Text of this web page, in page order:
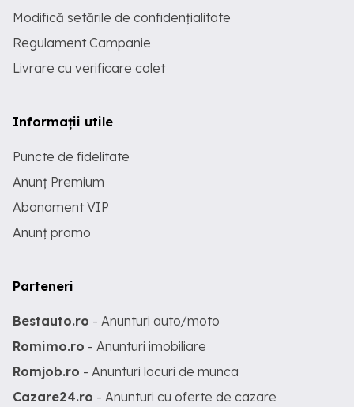
Modifică setările de confidențialitate
Regulament Campanie
Livrare cu verificare colet
Informații utile
Puncte de fidelitate
Anunț Premium
Abonament VIP
Anunț promo
Parteneri
Bestauto.ro - Anunturi auto/moto
Romimo.ro - Anunturi imobiliare
Romjob.ro - Anunturi locuri de munca
Cazare24.ro - Anunturi cu oferte de cazare